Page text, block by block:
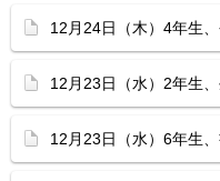
12月24日（木）4年生
12月23日（水）2年生
12月23日（水）6年生